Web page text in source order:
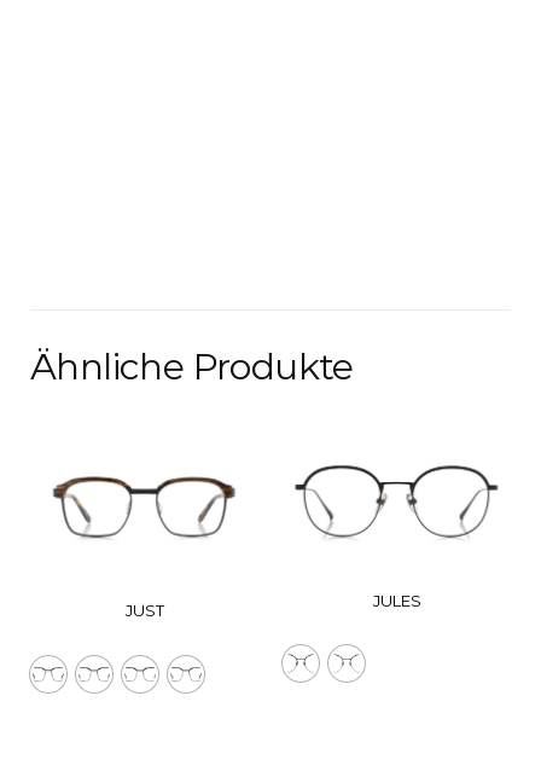
Ähnliche Produkte
JUST
JULES